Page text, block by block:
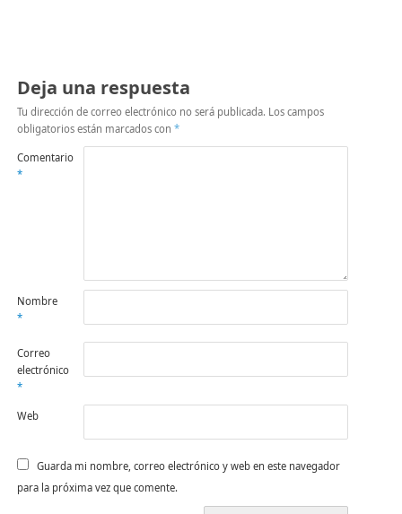
Deja una respuesta
Tu dirección de correo electrónico no será publicada. Los campos
obligatorios están marcados con *
Comentario
*
Nombre
*
Correo
electrónico
*
Web
Guarda mi nombre, correo electrónico y web en este navegador
para la próxima vez que comente.